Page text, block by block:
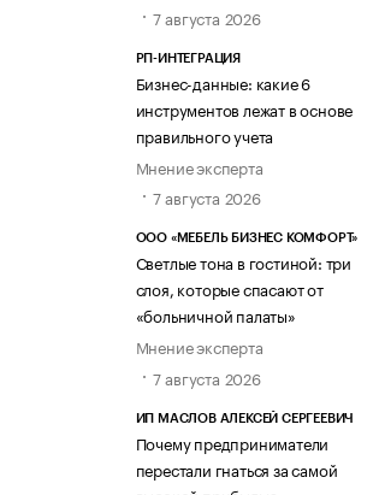
7 августа 2026
РП-ИНТЕГРАЦИЯ
Бизнес-данные: какие 6
инструментов лежат в основе
правильного учета
Мнение эксперта
7 августа 2026
ООО «МЕБЕЛЬ БИЗНЕС КОМФОРТ»
Светлые тона в гостиной: три
слоя, которые спасают от
«больничной палаты»
Мнение эксперта
7 августа 2026
ИП МАСЛОВ АЛЕКСЕЙ СЕРГЕЕВИЧ
Почему предприниматели
перестали гнаться за самой